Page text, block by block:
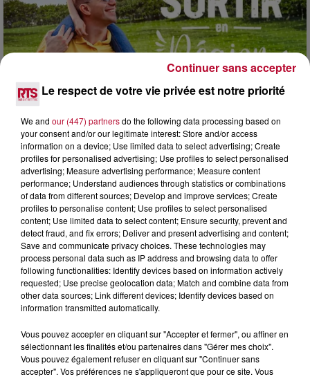
7 août 2026
NOS IDÉES DE SORTIE POUR CE WEEK-END
Comme tous les vendredis, voici une petite sélection des
rendez-vous à ne pas manquer dans le coin. Que vous ayez
envie de voyager à l'autre bout du monde,...
Le respect de votre vie privée est notre priorité
We and our (447) partnersdo the following data processing based on
your consent and/or our legitimate interest: Store and/or access
information on a device; Use limited data to select advertising; Create
profiles for personalised advertising; Use profiles to select personalised
advertising; Measure advertising performance; Measure content
performance; Understand audiences through statistics or combinations
of data from different sources; Develop and improve services; Create
profiles to personalise content; Use profiles to select personalised
content; Use limited data to select content; Ensure security, prevent and
detect fraud, and fix errors; Deliver and present advertising and content;
Save and communicate privacy choices. These technologies may
process personal data such as IP address and browsing data to offer
following functionalities: Identify devices based on information actively
requested; Use precise geolocation data; Match and combine data from
other data sources; Link different devices; Identify devices based on
information transmitted automatically.
Vous pouvez accepter en cliquant sur "Accepter et fermer", ou affiner en
sélectionnant les finalités et/ou partenaires dans "Gérer mes choix".
Vous pouvez également refuser en cliquant sur "Continuer sans
accepter". Vos préférences ne s'appliqueront que pour ce site. Vous
Continuer sans accepter